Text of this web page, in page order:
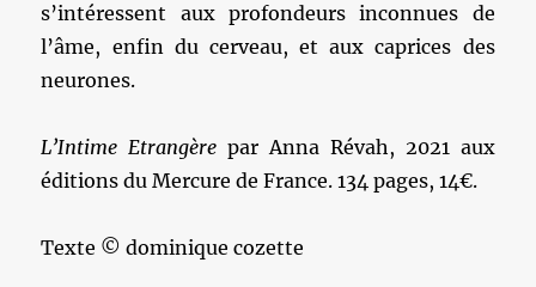
s’intéressent aux profondeurs inconnues de
l’âme, enfin du cerveau, et aux caprices des
neurones.
L’Intime Etrangèrepar Anna Révah, 2021 aux
éditions du Mercure de France. 134 pages, 14€.
Texte © dominique cozette